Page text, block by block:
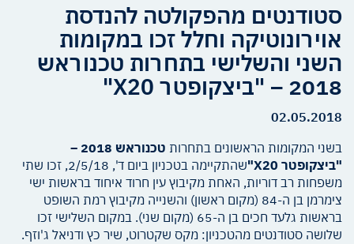
סטודנטים מהפקולטה להנדסת
אוירונוטיקה וחלל זכו במקומות
השני והשלישי בתחרות טכנוראש
2018 – "ביצקופטר X20"
02.05.2018
בשני המקומות הראשונים בתחרות
טכנוראש 2018 –
"ביצקופטר
X20"
שהתקיימה בטכניון ביום ד', 2/5/18, זכו שתי
משפחות רב דוריות, האחת מקיבוץ עין חרוד איחוד בראשות ישי
צימרמן בן ה-84 (מקום ראשון) והשנייה מקיבוץ רמת השופט
בראשות גלעד חכים בן ה-65 (מקום שני). במקום השלישי זכו
שלושה סטודנטים מהטכניון: מקס שקטרוט, שיר כץ ודניאל ג'וזף.